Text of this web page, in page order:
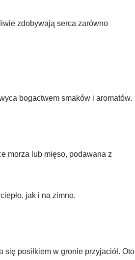
zdobywają serca zarówno
bogactwem smaków i aromatów.
morza lub mięso, podawana z
jak i na zimno.
posiłkiem w gronie przyjaciół. Oto